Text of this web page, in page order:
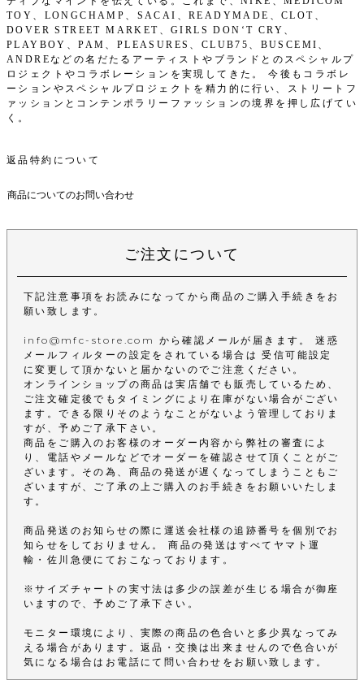
TOY、LONGCHAMP、SACAI、READYMADE、CLOT、
DOVER STREET MARKET、GIRLS DON‘T CRY、
PLAYBOY、PAM、PLEASURES、CLUB75、BUSCEMI、
ANDREなどの名だたるアーティストやブランドとのスペシャルプ
ロジェクトやコラボレーションを実現してきた。 今後もコラボレ
ーションやスペシャルプロジェクトを精力的に行い、ストリートフ
ァッションとコンテンポラリーファッションの境界を押し広げてい
く。
返品特約について
商品についてのお問い合わせ
ご注文について
下記注意事項をお読みになってから商品のご購入手続きをお
願い致します。
info@mfc-store.com から確認メールが届きます。 迷惑
メールフィルターの設定をされている場合は 受信可能設定
に変更して頂かないと届かないのでご注意ください。
オンラインショップの商品は実店舗でも販売しているため、
ご注文確定後でもタイミングにより在庫がない場合がござい
ます。できる限りそのようなことがないよう管理しておりま
すが、予めご了承下さい。
商品をご購入のお客様のオーダー内容から弊社の審査によ
り、電話やメールなどでオーダーを確認させて頂くことがご
ざいます。その為、商品の発送が遅くなってしまうこともご
ざいますが、ご了承の上ご購入のお手続きをお願いいたしま
す。
商品発送のお知らせの際に運送会社様の追跡番号を個別でお
知らせをしておりません。 商品の発送はすべてヤマト運
輸・佐川急便にておこなっております。
※サイズチャートの実寸法は多少の誤差が生じる場合が御座
いますので、予めご了承下さい。
モニター環境により、実際の商品の色合いと多少異なってみ
える場合があります。返品・交換は出来ませんので色合いが
気になる場合はお電話にて問い合わせをお願い致します。